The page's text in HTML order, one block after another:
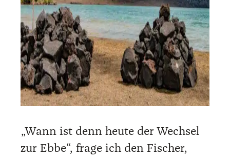
„Wann ist denn heu­te der Wech­sel
zur Ebbe“, fra­ge ich den Fischer,